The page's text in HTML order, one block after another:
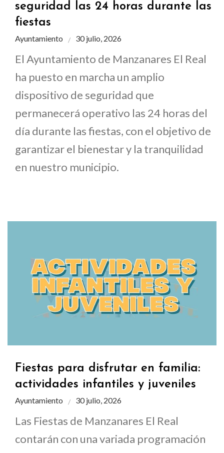
seguridad las 24 horas durante las
fiestas
Ayuntamiento 30 julio, 2026
El Ayuntamiento de Manzanares El Real
ha puesto en marcha un amplio
dispositivo de seguridad que
permanecerá operativo las 24 horas del
día durante las fiestas, con el objetivo de
garantizar el bienestar y la tranquilidad
en nuestro municipio.
Fiestas para disfrutar en familia:
actividades infantiles y juveniles
Ayuntamiento 30 julio, 2026
Las Fiestas de Manzanares El Real
contarán con una variada programación